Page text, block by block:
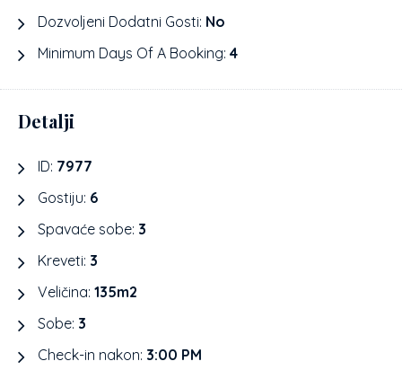
Dozvoljeni Dodatni Gosti: No
Minimum Days Of A Booking: 4
Detalji
ID: 7977
Gostiju: 6
Spavaće sobe: 3
Kreveti: 3
Veličina: 135m2
Sobe: 3
Check-in nakon: 3:00 PM